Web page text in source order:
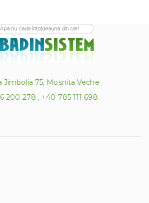
Jimbolia 75, Mosnita Veche
200 278 , +40 785 111 698